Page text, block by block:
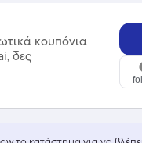
κουπόνια
δες